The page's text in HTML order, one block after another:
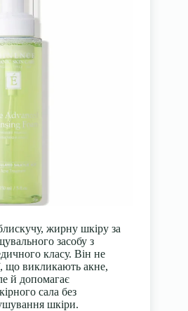
жирну шкіру за
засобу з
класу. Він не
що викликають акне,
й допомагає
сала без
шкіри.